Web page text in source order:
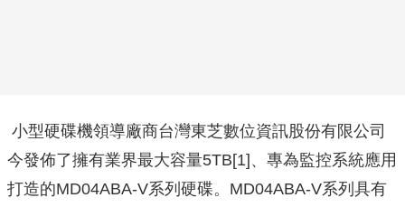
小型硬碟機領導廠商台灣東芝數位資訊股份有限公司
今發佈了擁有業界最大容量5TB[1]、專為監控系統應用
打造的MD04ABA-V系列硬碟。MD04ABA-V系列具有